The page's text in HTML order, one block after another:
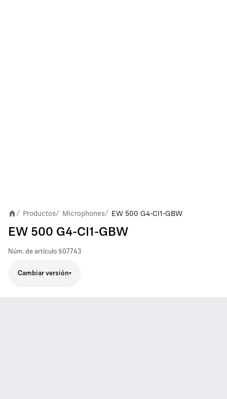
/ Productos/ Microphones/ EW 500 G4-CI1-GBW
EW 500 G4-CI1-GBW
Núm. de artículo 507743
Cambiar versión